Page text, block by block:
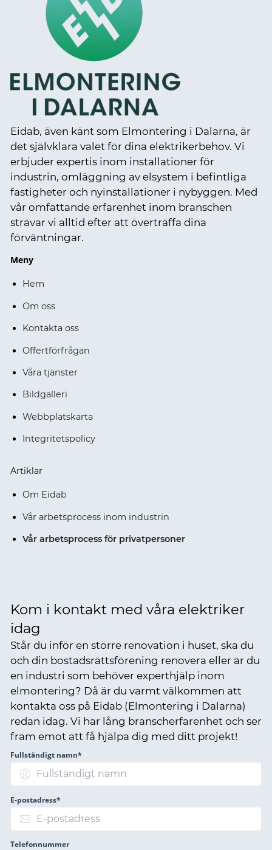
Eidab, även känt som Elmontering i Dalarna, är
det självklara valet för dina elektrikerbehov. Vi
erbjuder expertis inom installationer för
industrin, omläggning av elsystem i befintliga
fastigheter och nyinstallationer i nybyggen. Med
vår omfattande erfarenhet inom branschen
strävar vi alltid efter att överträffa dina
förväntningar.
Meny
Hem
Om oss
Kontakta oss
Offertförfrågan
Våra tjänster
Bildgalleri
Webbplatskarta
Integritetspolicy
Artiklar
Om Eidab
Vår arbetsprocess inom industrin
Vår arbetsprocess för privatpersoner
Kom i kontakt med våra elektriker
idag
Står du inför en större renovation i huset, ska du
och din bostadsrättsförening renovera eller är du
en industri som behöver experthjälp inom
elmontering? Då är du varmt välkommen att
kontakta oss på Eidab (Elmontering i Dalarna)
redan idag. Vi har lång branscherfarenhet och ser
fram emot att få hjälpa dig med ditt projekt!
Fullständigt namn*
E-postadress*
Telefonnummer